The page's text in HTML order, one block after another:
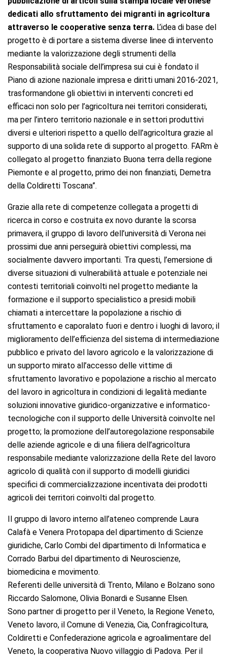
dedicati allo sfruttamento dei migranti in agricoltura
attraverso le cooperative senza terra. L’idea di base del
progetto è di portare a sistema diverse linee di intervento
mediante la valorizzazione degli strumenti della
Responsabilità sociale dell’impresa sui cui è fondato il
Piano di azione nazionale impresa e diritti umani 2016-2021,
trasformandone gli obiettivi in interventi concreti ed
efficaci non solo per l’agricoltura nei territori considerati,
ma per l’intero territorio nazionale e in settori produttivi
diversi e ulteriori rispetto a quello dell’agricoltura grazie al
supporto di una solida rete di supporto al progetto. FARm è
collegato al progetto finanziato Buona terra della regione
Piemonte e al progetto, primo dei non finanziati, Demetra
della Coldiretti Toscana”.
Grazie alla rete di competenze collegata a progetti di
ricerca in corso e costruita ex novo durante la scorsa
primavera, il gruppo di lavoro dell’università di Verona nei
prossimi due anni perseguirà obiettivi complessi, ma
socialmente davvero importanti. Tra questi, l’emersione di
diverse situazioni di vulnerabilità attuale e potenziale nei
contesti territoriali coinvolti nel progetto mediante la
formazione e il supporto specialistico a presidi mobili
chiamati a intercettare la popolazione a rischio di
sfruttamento e caporalato fuori e dentro i luoghi di lavoro; il
miglioramento dell’efficienza del sistema di intermediazione
pubblico e privato del lavoro agricolo e la valorizzazione di
un supporto mirato all’accesso delle vittime di
sfruttamento lavorativo e popolazione a rischio al mercato
del lavoro in agricoltura in condizioni di legalità mediante
soluzioni innovative giuridico-organizzative e informatico-
tecnologiche con il supporto delle Università coinvolte nel
progetto; la promozione dell’autoregolazione responsabile
delle aziende agricole e di una filiera dell’agricoltura
responsabile mediante valorizzazione della Rete del lavoro
agricolo di qualità con il supporto di modelli giuridici
specifici di commercializzazione incentivata dei prodotti
agricoli dei territori coinvolti dal progetto.
Il gruppo di lavoro interno all’ateneo comprende Laura
Calafà e Venera Protopapa del dipartimento di Scienze
giuridiche, Carlo Combi del dipartimento di Informatica e
Corrado Barbui del dipartimento di Neuroscienze,
biomedicina e movimento.
Referenti delle università di Trento, Milano e Bolzano sono
Riccardo Salomone, Olivia Bonardi e Susanne Elsen.
Sono partner di progetto per il Veneto, la Regione Veneto,
Veneto lavoro, il Comune di Venezia, Cia, Confragicoltura,
Coldiretti e Confederazione agricola e agroalimentare del
Veneto, la cooperativa Nuovo villaggio di Padova. Per il